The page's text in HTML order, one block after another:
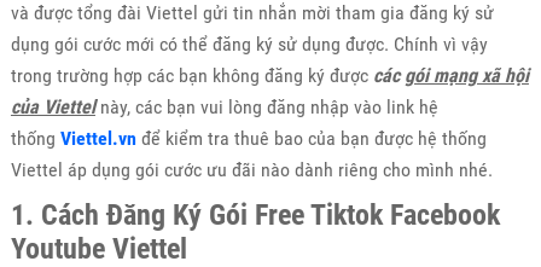
và được tổng đài Viettel gửi tin nhắn mời tham gia đăng ký sử
dụng gói cước mới có thể đăng ký sử dụng được. Chính vì vậy
trong trường hợp các bạn không đăng ký được cácgói mạng xã hội
của Viettelnày, các bạn vui lòng đăng nhập vào link hệ
thống Viettel.vnđể kiểm tra thuê bao của bạn được hệ thống
Viettel áp dụng gói cước ưu đãi nào dành riêng cho mình nhé.
1. Cách Đăng Ký Gói Free Tiktok Facebook
Youtube Viettel